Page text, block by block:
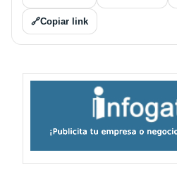
🔗Copiar link